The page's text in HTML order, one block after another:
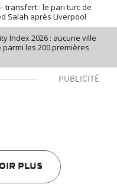
transfert : le pari turc de
Salah après Liverpool
Index 2026 : aucune ville
parmi les 200 premières
PUBLICITÉ
PLUS